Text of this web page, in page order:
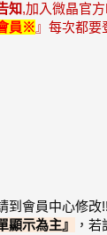
知,加入微晶官
員※ 』 每次都要
到會員中心修改!!
顯示為主』
， 若